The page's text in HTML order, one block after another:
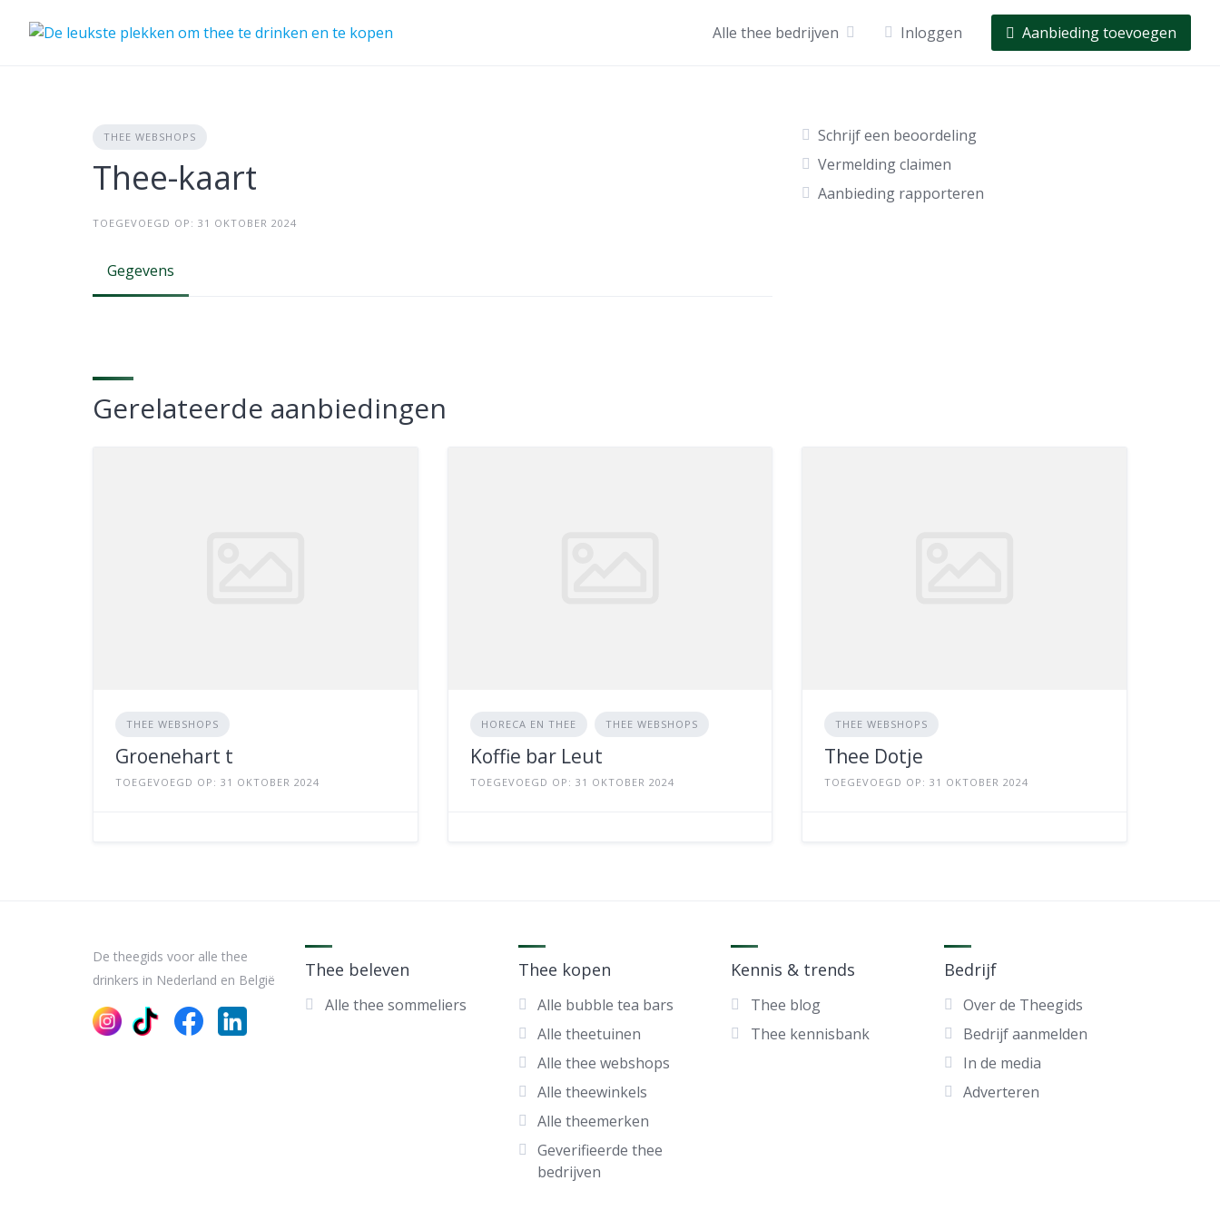
Alle thee bedrijven Inloggen Aanbieding toevoegen
THEE WEBSHOPS
Thee-kaart
TOEGEVOEGD OP: 31 OKTOBER 2024
Gegevens
Schrijf een beoordeling
Vermelding claimen
Aanbieding rapporteren
Gerelateerde aanbiedingen
THEE WEBSHOPS
Groenehart t
TOEGEVOEGD OP: 31 OKTOBER 2024
HORECA EN THEE THEE WEBSHOPS
Koffie bar Leut
TOEGEVOEGD OP: 31 OKTOBER 2024
THEE WEBSHOPS
Thee Dotje
TOEGEVOEGD OP: 31 OKTOBER 2024
De theegids voor alle thee
drinkers in Nederland en België
Thee beleven
Alle thee sommeliers
Thee kopen
Alle bubble tea bars
Alle theetuinen
Alle thee webshops
Alle theewinkels
Alle theemerken
Geverifieerde thee
bedrijven
Kennis & trends
Thee blog
Thee kennisbank
Bedrijf
Over de Theegids
Bedrijf aanmelden
In de media
Adverteren